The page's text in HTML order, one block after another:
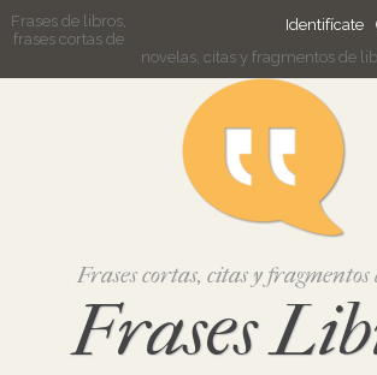
Identifícate
Frases de libros,
frases cortas de
novelas, citas y fragmentos de
Frases cortas, citas y fragmentos
Frases